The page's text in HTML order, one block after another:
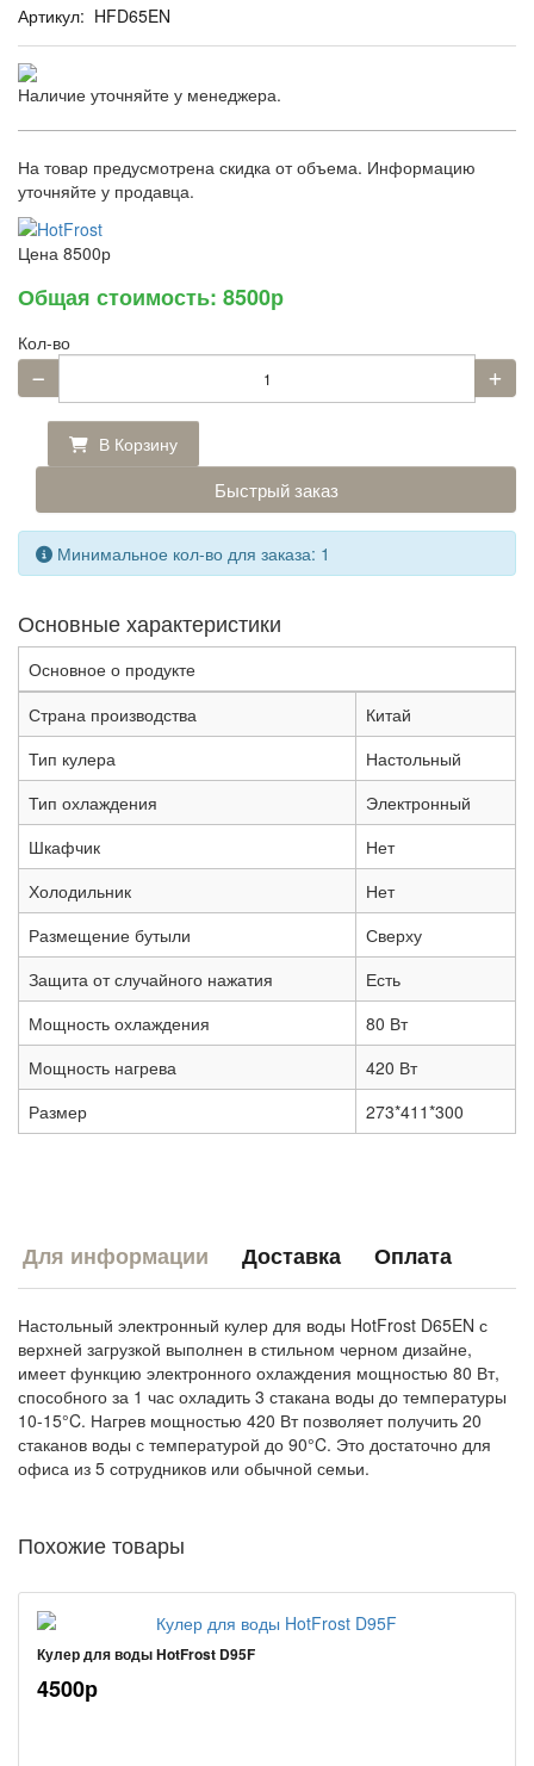
Артикул: HFD65EN
Наличие уточняйте у менеджера.
На товар предусмотрена скидка от объема. Информацию
уточняйте у продавца.
Цена 8500р
Общая стоимость: 8500р
Кол-во
В Корзину
Быстрый заказ
Минимальное кол-во для заказа: 1
Основные характеристики
Основное о продукте
Страна производства
Китай
Тип кулера
Настольный
Тип охлаждения
Электронный
Шкафчик
Нет
Холодильник
Нет
Размещение бутыли
Сверху
Защита от случайного нажатия
Есть
Мощность охлаждения
80 Вт
Мощность нагрева
420 Вт
Размер
273*411*300
Для информации Доставка Оплата
Настольный электронный кулер для воды HotFrost D65EN с
верхней загрузкой выполнен в стильном черном дизайне,
имеет функцию электронного охлаждения мощностью 80 Вт,
способного за 1 час охладить 3 стакана воды до температуры
10-15°C. Нагрев мощностью 420 Вт позволяет получить 20
стаканов воды с температурой до 90°C. Это достаточно для
офиса из 5 сотрудников или обычной семьи.
Похожие товары
Кулер для воды HotFrost D95F
4500р